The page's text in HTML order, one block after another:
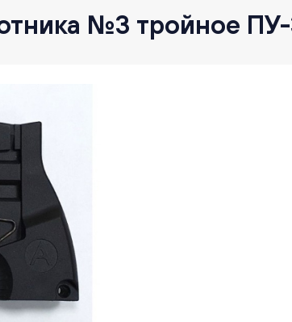
№3 тройное